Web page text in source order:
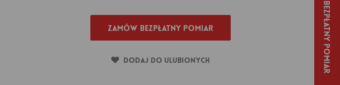
Zamów bezpłatny pomiar
Dodaj do ulubionych Bezpłatny pomiar